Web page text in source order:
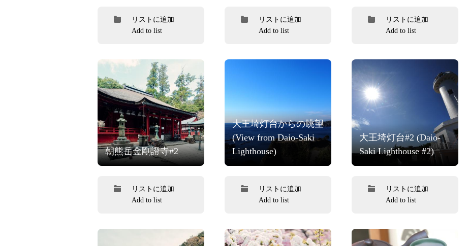
リストに追加
Add to list
リストに追加
Add to list
リストに追加
Add to list
朝熊岳金剛證寺#2
リストに追加
Add to list
大王埼灯台からの眺望
(View from Daio-Saki
Lighthouse)
リストに追加
Add to list
大王埼灯台#2 (Daio-
Saki Lighthouse #2)
リストに追加
Add to list